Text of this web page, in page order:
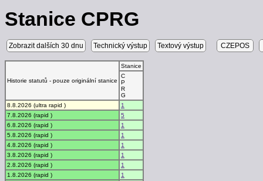
Stanice CPRG
Zobrazit dalších 30 dnu Technický výstup Textový výstup CZEPOS
Historie statutů - pouze originální stanice
Stanice
C
P
R
G
8.8.2026 (ultra rapid )
1
7.8.2026 (rapid )
5
6.8.2026 (rapid )
1
5.8.2026 (rapid )
1
4.8.2026 (rapid )
1
3.8.2026 (rapid )
1
2.8.2026 (rapid )
1
1.8.2026 (rapid )
1